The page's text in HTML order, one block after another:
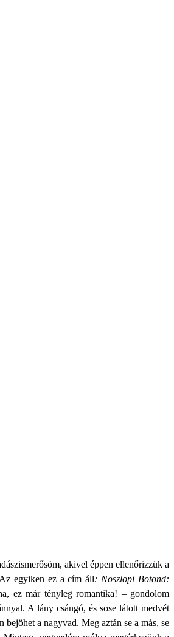
akivel éppen ellenőrizzük a
egyiken ez a cím áll: Noszlopi Botond:
ez már tényleg romantika! – gondolom
A lány csángó, és sose látott medvét
a nagyvad. Meg aztán se a más, se